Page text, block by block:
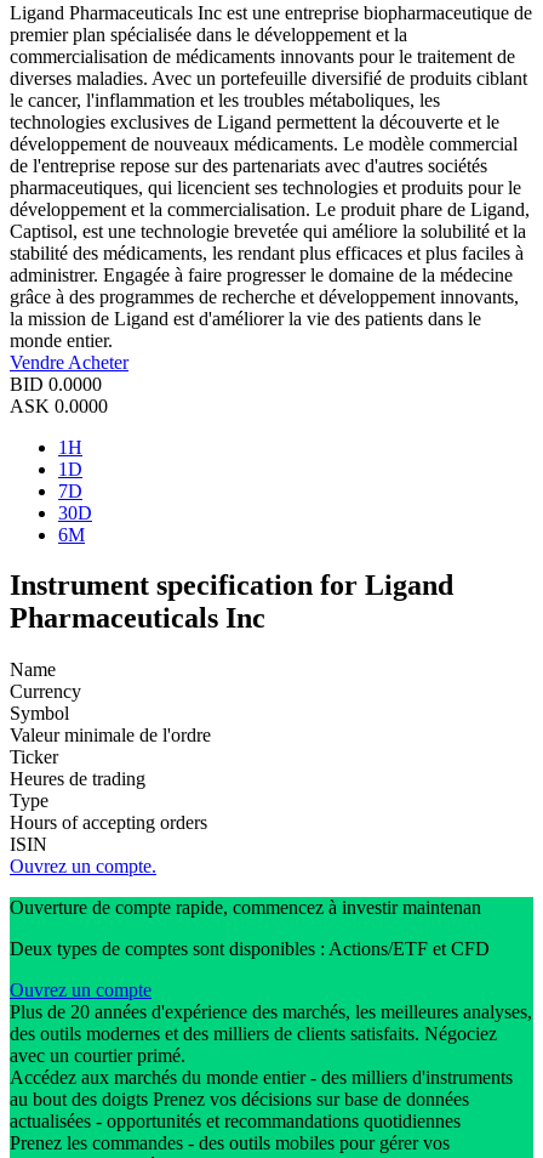
Ligand Pharmaceuticals Inc est une entreprise biopharmaceutique de
premier plan spécialisée dans le développement et la
commercialisation de médicaments innovants pour le traitement de
diverses maladies. Avec un portefeuille diversifié de produits ciblant
le cancer, l'inflammation et les troubles métaboliques, les
technologies exclusives de Ligand permettent la découverte et le
développement de nouveaux médicaments. Le modèle commercial
de l'entreprise repose sur des partenariats avec d'autres sociétés
pharmaceutiques, qui licencient ses technologies et produits pour le
développement et la commercialisation. Le produit phare de Ligand,
Captisol, est une technologie brevetée qui améliore la solubilité et la
stabilité des médicaments, les rendant plus efficaces et plus faciles à
administrer. Engagée à faire progresser le domaine de la médecine
grâce à des programmes de recherche et développement innovants,
la mission de Ligand est d'améliorer la vie des patients dans le
monde entier.
Vendre Acheter
BID 0.0000
ASK 0.0000
1H
1D
7D
30D
6M
Instrument specification for Ligand
Pharmaceuticals Inc
Name
Currency
Symbol
Valeur minimale de l'ordre
Ticker
Heures de trading
Type
Hours of accepting orders
ISIN
Ouvrez un compte.
Ouverture de compte rapide, commencez à investir maintenan
Deux types de comptes sont disponibles : Actions/ETF et CFD
Ouvrez un compte
Plus de 20 années d'expérience des marchés, les meilleures analyses,
des outils modernes et des milliers de clients satisfaits. Négociez
avec un courtier primé.
Accédez aux marchés du monde entier - des milliers d'instruments
au bout des doigts Prenez vos décisions sur base de données
actualisées - opportunités et recommandations quotidiennes
Prenez les commandes - des outils mobiles pour gérer vos